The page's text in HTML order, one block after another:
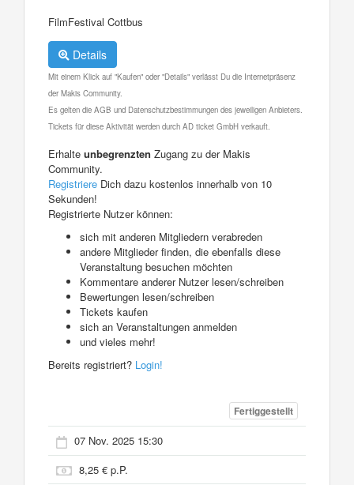
FilmFestival Cottbus
Details
Mit einem Klick auf "Kaufen" oder "Details" verlässt Du die Internetpräsenz
der Makis Community.
Es gelten die AGB und Datenschutzbestimmungen des jeweiligen Anbieters.
Tickets für diese Aktivität werden durch AD ticket GmbH verkauft.
Erhalte unbegrenzten Zugang zu der Makis
Community.
Registriere Dich dazu kostenlos innerhalb von 10
Sekunden!
Registrierte Nutzer können:
sich mit anderen Mitgliedern verabreden
andere Mitglieder finden, die ebenfalls diese
Veranstaltung besuchen möchten
Kommentare anderer Nutzer lesen/schreiben
Bewertungen lesen/schreiben
Tickets kaufen
sich an Veranstaltungen anmelden
und vieles mehr!
Bereits registriert? Login!
Fertiggestellt
07 Nov. 2025 15:30
8,25 € p.P.